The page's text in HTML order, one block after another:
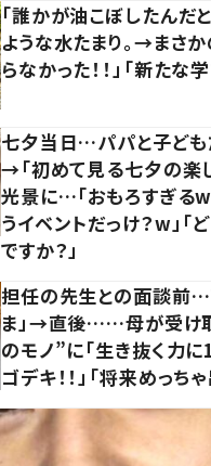
「誰かが油こぼしたんだ
ような水たまり。→まさ
らなかった！！」「新たな
七夕当日…パパと子ども
→「初めて見る七夕の楽
光景に…「おもろすぎる
うイベントだっけ？w」「
ですか？」
担任の先生との面談前…
ま」→直後……母が受け
のモノ”に「生き抜く力に
ゴデキ！！」「将来めっち